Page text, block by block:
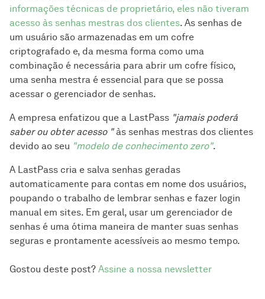
informações técnicas de proprietário, eles não tiveram
acesso às senhas mestras dos clientes. As senhas de
um usuário são armazenadas em um cofre
criptografado e, da mesma forma como uma
combinação é necessária para abrir um cofre físico,
uma senha mestra é essencial para que se possa
acessar o gerenciador de senhas.
A empresa enfatizou que a LastPass "jamais poderá
saber ou obter acesso "às senhas mestras dos clientes
devido ao seu "modelo de conhecimento zero".
A LastPass cria e salva senhas geradas
automaticamente para contas em nome dos usuários,
poupando o trabalho de lembrar senhas e fazer login
manual em sites. Em geral, usar um gerenciador de
senhas é uma ótima maneira de manter suas senhas
seguras e prontamente acessíveis ao mesmo tempo.
Gostou deste post? Assine a nossa newsletter